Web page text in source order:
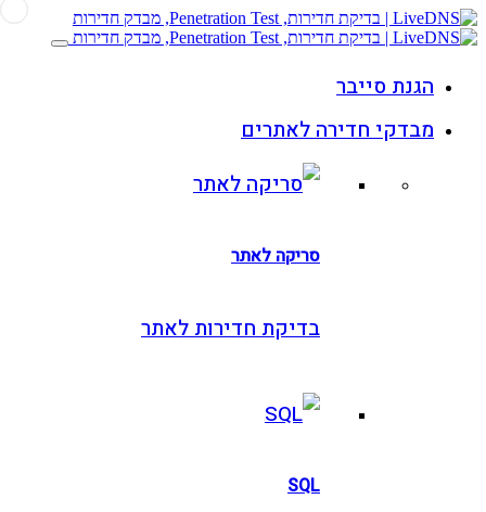
סייבר
חדירה לאתרים
סריקה לאתר
בדיקת חדירות לאתר